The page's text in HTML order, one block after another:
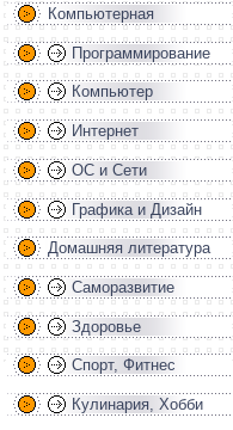
Компьютерная
Программирование
Компьютер
Интернет
ОС и Сети
Графика и Дизайн
Домашняя литература
Саморазвитие
Здоровье
Спорт, Фитнес
Кулинария, Хобби